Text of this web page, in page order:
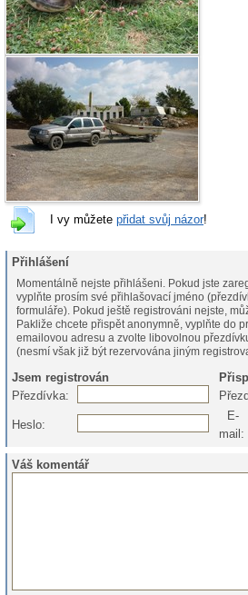
I vy můžete přidat svůj názor!
Přihlášení
Momentálně nejste přihlášeni. Pokud jste
vyplňte prosím své přihlašovací jméno
formuláře). Pokud ještě registrováni
Pakliže chcete přispět anonymně, vyplňte do
emailovou adresu a zvolte libovolnou
(nesmí však již být rezervována jiným
Jsem registrován
Přezdívka:
Heslo:
E-
mail:
Váš komentář